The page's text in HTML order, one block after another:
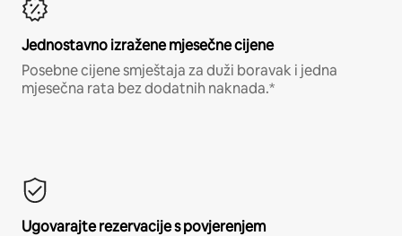
Jednostavno izražene mjesečne cijene
Posebne cijene smještaja za duži boravak i jedna
mjesečna rata bez dodatnih naknada.*
Ugovarajte rezervacije s povjerenjem